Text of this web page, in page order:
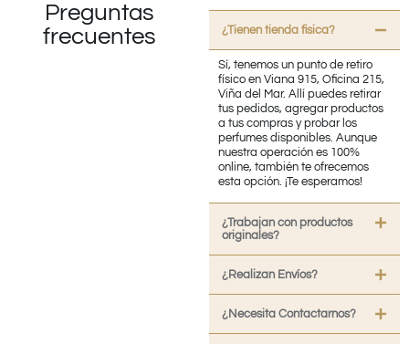
Preguntas
frecuentes
¿Tienen tienda fisica?
Sí, tenemos un punto de retiro
físico en Viana 915, Oficina 215,
Viña del Mar. Allí puedes retirar
tus pedidos, agregar productos
a tus compras y probar los
perfumes disponibles. Aunque
nuestra operación es 100%
online, también te ofrecemos
esta opción. ¡Te esperamos!
¿Trabajan con productos
originales?
¿Realizan Envíos?
¿Necesita Contactarnos?